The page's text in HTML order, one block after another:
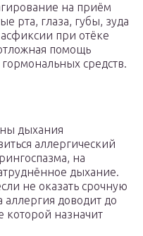
на приём
рта, глаза, губы, зуда
при отёке
помощь
средств.
дыхания
аллергический
на
дыхание.
не оказать срочную
доводит до
которой назначит